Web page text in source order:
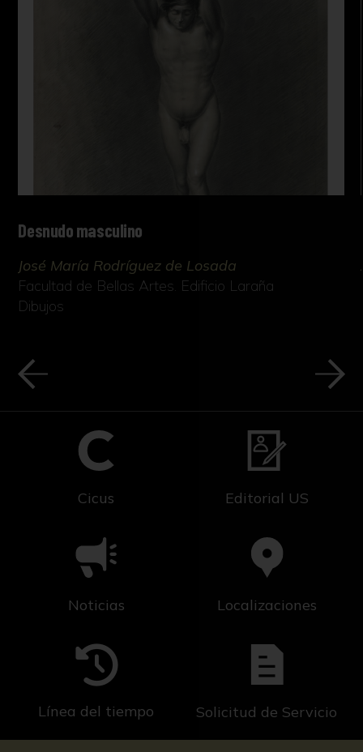
Desnudo masculino
José María Rodríguez de Losada
Facultad de Bellas Artes. Edificio Laraña
Dibujos
Cicus Editorial US
Noticias Localizaciones
Línea del tiempo Solicitud de Servicio